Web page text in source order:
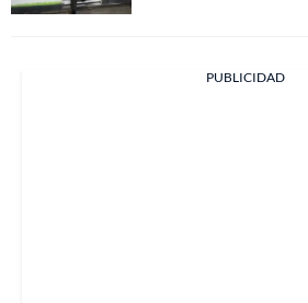
PUBLICIDAD